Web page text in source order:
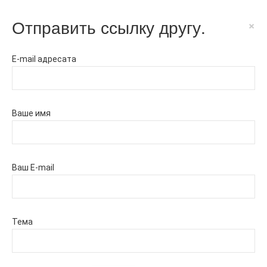
Отправить ссылку другу. ×
E-mail адресата
Ваше имя
Ваш E-mail
Тема